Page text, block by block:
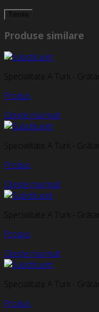
Produse similare
Specialitate A Turk - Grătar
Produs
Citește mai mult
Specialitate A Turk - Grătar
Produs
Citește mai mult
Specialitate A Turk - Grătar
Produs
Citește mai mult
Specialitate A Turk - Grătar
Produs